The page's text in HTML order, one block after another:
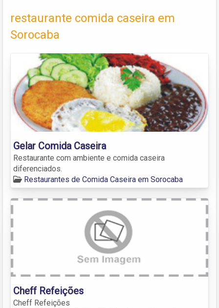
restaurante comida caseira em
Sorocaba
Gelar Comida Caseira
Restaurante com ambiente e comida caseira
diferenciados.
Restaurantes de Comida Caseira em Sorocaba
Cheff Refeições
Cheff Refeições